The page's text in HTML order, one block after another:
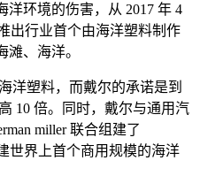
环境的伤害，从 2017 年 4
出行业首个由海洋塑料制作
、海洋。
洋塑料，而戴尔的承诺是到
10 倍。同时，戴尔与通用汽
miller 联合组建了
世界上首个商用规模的海洋